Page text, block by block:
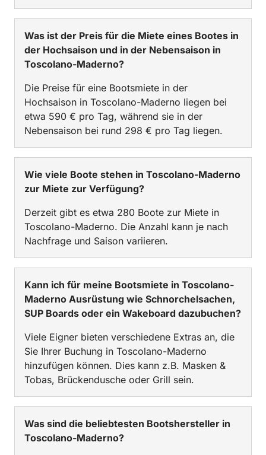
Was ist der Preis für die Miete eines Bootes in
der Hochsaison und in der Nebensaison in
Toscolano-Maderno?
Die Preise für eine Bootsmiete in der
Hochsaison in Toscolano-Maderno liegen bei
etwa 590 € pro Tag, während sie in der
Nebensaison bei rund 298 € pro Tag liegen.
Wie viele Boote stehen in Toscolano-Maderno
zur Miete zur Verfügung?
Derzeit gibt es etwa 280 Boote zur Miete in
Toscolano-Maderno. Die Anzahl kann je nach
Nachfrage und Saison variieren.
Kann ich für meine Bootsmiete in Toscolano-
Maderno Ausrüstung wie Schnorchelsachen,
SUP Boards oder ein Wakeboard dazubuchen?
Viele Eigner bieten verschiedene Extras an, die
Sie Ihrer Buchung in Toscolano-Maderno
hinzufügen können. Dies kann z.B. Masken &
Tobas, Brückendusche oder Grill sein.
Was sind die beliebtesten Bootshersteller in
Toscolano-Maderno?